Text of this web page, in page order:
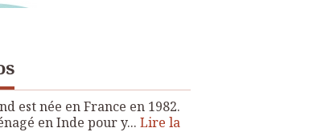
est née en France en 1982.
en Inde pour y... Lire la